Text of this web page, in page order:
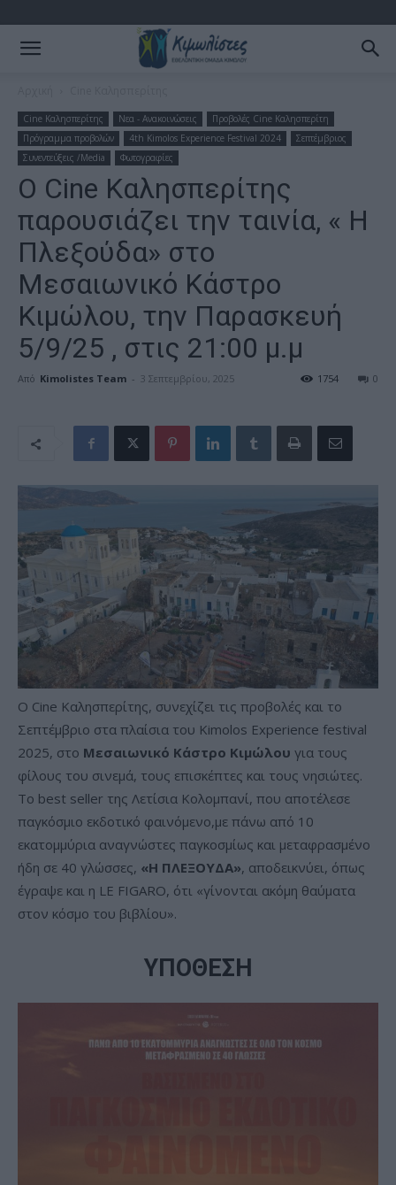
Cine Καλησπερίτης Νεα - Ανακοινώσεις
Προβολές Cine Καλησπερίτη
Πρόγραμμα προβολών
4th Kimolos Experience Festival 2024
Σεπτέμβριος
Συνεντεύξεις /Media
Φωτογραφίες
Ο Cine Καλησπερίτης
παρουσιάζει την ταινία, « Η
Πλεξούδα» στο
Μεσαιωνικό Κάστρο
Κιμώλου, την Παρασκευή
5/9/25 , στις 21:00 μ.μ
Από Kimolistes Team - 3 Σεπτεμβρίου, 2025 0
1754
O Cine Καλησπερίτης, συνεχίζει τις προβολές και το
Σεπτέμβριο στα πλαίσια του Kimolos Experience festival
2025, στο Μεσαιωνικό Κάστρο Κιμώλου για τους
φίλους του σινεμά, τους επισκέπτες και τους νησιώτες.
Το best seller της Λετίσια Κολομπανί, που αποτέλεσε
παγκόσμιο εκδοτικό φαινόμενο,με πάνω από 10
εκατομμύρια αναγνώστες παγκοσμίως και μεταφρασμένο
ήδη σε 40 γλώσσες, «Η ΠΛΕΞΟΥΔΑ», αποδεικνύει, όπως
έγραψε και η LE FIGARO, ότι «γίνονται ακόμη θαύματα
στον κόσμο του βιβλίου».
ΥΠΟΘΕΣΗ